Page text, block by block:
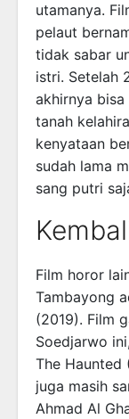
utamanya.
pelaut
tidak sabar
istri. Setelah
akhirnya
tanah
kenyataan
sudah lama
sang putri
Film horor
Tambayong
(2019). Film
Soedjarwo
The Haunted
juga masih
Ahmad Al